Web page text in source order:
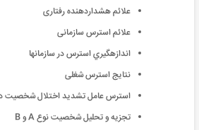
علائم هشداردهنده رفتاری
علائم استرس سازمانی
اندازهگيري استرس در سازمانها
نتایج استرس شغلی
استرس عامل تشدید اختلال شخصیت
تجزیه و تحلیل شخصیت نوع A و B